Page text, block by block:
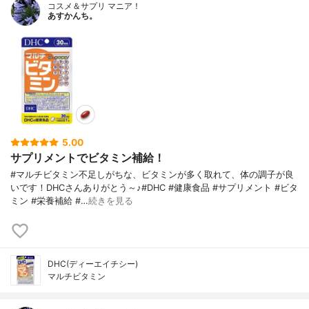
コスメ＆サプリ マニア！
あすかんち。
5.00
サプリメントでビタミン補給！
#マルチビタミン不足しがちな、ビタミンが多く取れて、体の調子が良
いです！DHCさんありがとう～♪#DHC #健康食品 #サプリメント #ビタ
ミン #栄養補給 #…続きを見る
DHC(ディーエイチシー)
マルチビタミン